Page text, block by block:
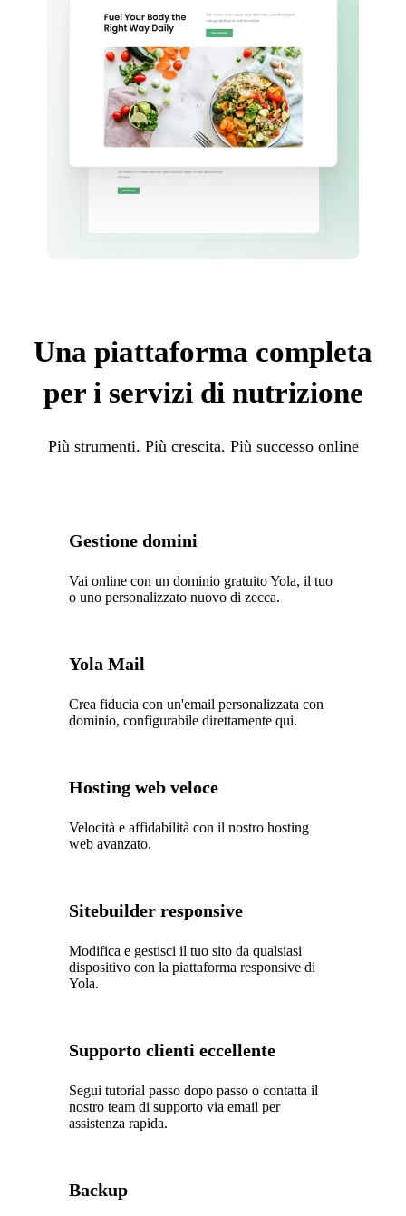
Una piattaforma completa
per i servizi di nutrizione
Più strumenti. Più crescita. Più successo online
Gestione domini
Vai online con un dominio gratuito Yola, il tuo
o uno personalizzato nuovo di zecca.
Yola Mail
Crea fiducia con un'email personalizzata con
dominio, configurabile direttamente qui.
Hosting web veloce
Velocità e affidabilità con il nostro hosting
web avanzato.
Sitebuilder responsive
Modifica e gestisci il tuo sito da qualsiasi
dispositivo con la piattaforma responsive di
Yola.
Supporto clienti eccellente
Segui tutorial passo dopo passo o contatta il
nostro team di supporto via email per
assistenza rapida.
Backup